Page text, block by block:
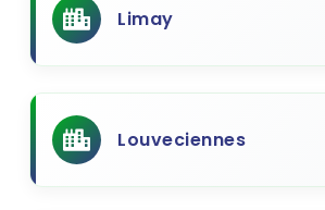
Limay
Louveciennes